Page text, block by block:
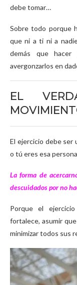
debe tomar…
Sobre todo porque
que ni a ti ni a
demás que
avergonzarlos en
EL
El ejercicio debe ser
o tú eres esa
La forma de
descuidados por no
Porque el
fortalece, asumir
minimizar todos sus